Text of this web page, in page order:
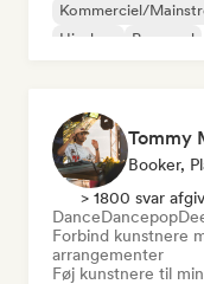
Kommerciel/
Hip-hop
Pop-soul
Tommy
Booker,
> 1800 svar
DanceDancepop
Forbind kunstnere
arrangementer
Føj kunstnere til